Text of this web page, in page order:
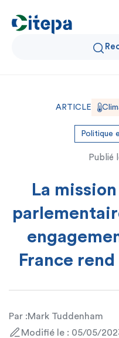
Qui sommes-nous ?
Données Air et
Expertise et
ARTICLE
Politique
Publié
La
France
Par :Mark Tuddenham
Modifié le : 05/05/